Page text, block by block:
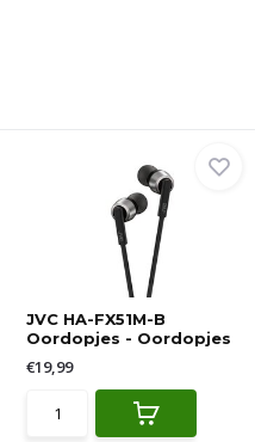
JVC HA-FX51M-B
Oordopjes - Oordopjes
€19,99